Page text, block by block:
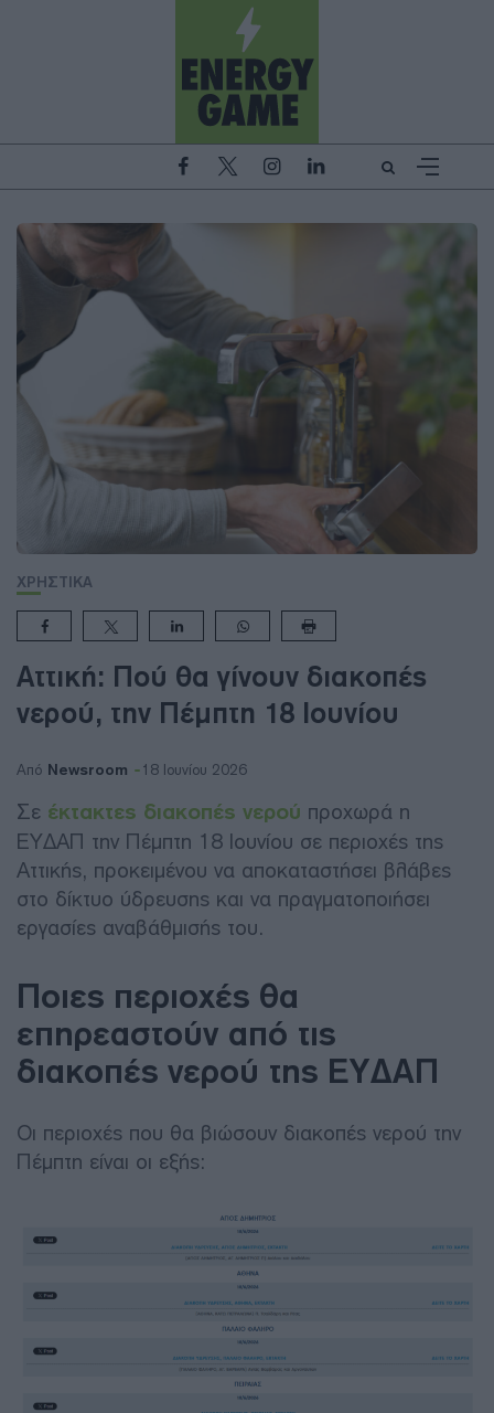
ΧΡΗΣΤΙΚΑ
Αττική: Πού θα γίνουν διακοπές
νερού, την Πέμπτη 18 Ιουνίου
Από Newsroom 18 Ιουνίου 2026
Σε έκτακτες διακοπές νερού προχωρά η
ΕΥΔΑΠ την Πέμπτη 18 Ιουνίου σε περιοχές της
Αττικής, προκειμένου να αποκαταστήσει βλάβες
στο δίκτυο ύδρευσης και να πραγματοποιήσει
εργασίες αναβάθμισής του.
Ποιες περιοχές θα
επηρεαστούν από τις
διακοπές νερού της ΕΥΔΑΠ
Οι περιοχές που θα βιώσουν διακοπές νερού την
Πέμπτη είναι οι εξής: